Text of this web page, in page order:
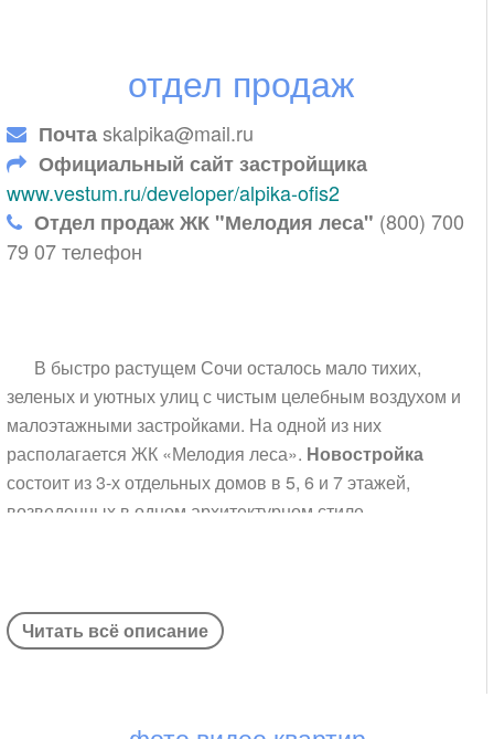
отдел продаж
Почтаskalpika@mail.ru
Официальный сайт застройщика
www.vestum.ru/developer/alpika-ofis2
Отдел продаж ЖК "Мелодия леса" (800) 700
79 07 телефон
В быстро растущем Сочи осталось мало тихих,
зеленых и уютных улиц с чистым целебным воздухом и
малоэтажными застройками. На одной из них
располагается ЖК «Мелодия леса». Новостройка
состоит из 3-х отдельных домов в 5, 6 и 7 этажей,
возведенных в одном архитектурном стиле.
состоит из одной секции, снабженной для
вертикального передвижения бесшумным лифтом
Читать всё описание